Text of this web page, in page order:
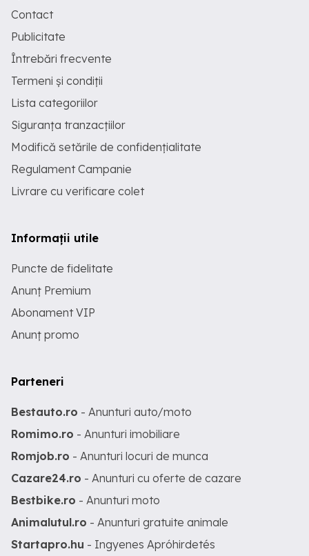
Contact
Publicitate
Întrebări frecvente
Termeni și condiții
Lista categoriilor
Siguranța tranzacțiilor
Modifică setările de confidențialitate
Regulament Campanie
Livrare cu verificare colet
Informații utile
Puncte de fidelitate
Anunț Premium
Abonament VIP
Anunț promo
Parteneri
Bestauto.ro - Anunturi auto/moto
Romimo.ro - Anunturi imobiliare
Romjob.ro - Anunturi locuri de munca
Cazare24.ro - Anunturi cu oferte de cazare
Bestbike.ro - Anunturi moto
Animalutul.ro - Anunturi gratuite animale
Startapro.hu - Ingyenes Apróhirdetés